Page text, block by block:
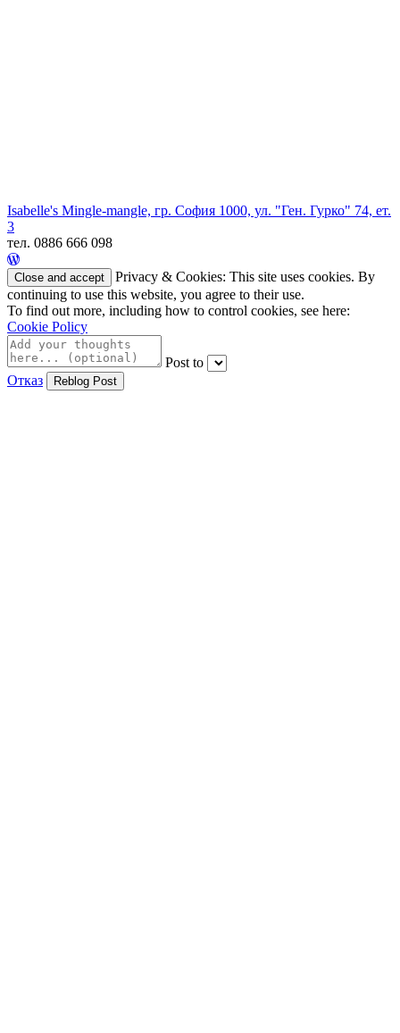
Isabelle's Mingle-mangle, гр. София 1000, ул. "Ген. Гурко" 74, ет.
3
тел. 0886 666 098
Privacy & Cookies: This site uses cookies. By
continuing to use this website, you agree to their use.
To find out more, including how to control cookies, see here:
Cookie Policy
Post to
Отказ